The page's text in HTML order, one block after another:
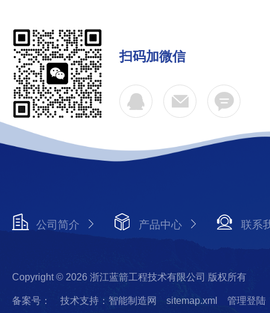
扫码加微信
公司简介 产品中心 联系
Copyright © 2026 浙江蓝箭工程技术有限公司 版权所有
备案号： 技术支持：智能制造网 sitemap.xml 管理登陆